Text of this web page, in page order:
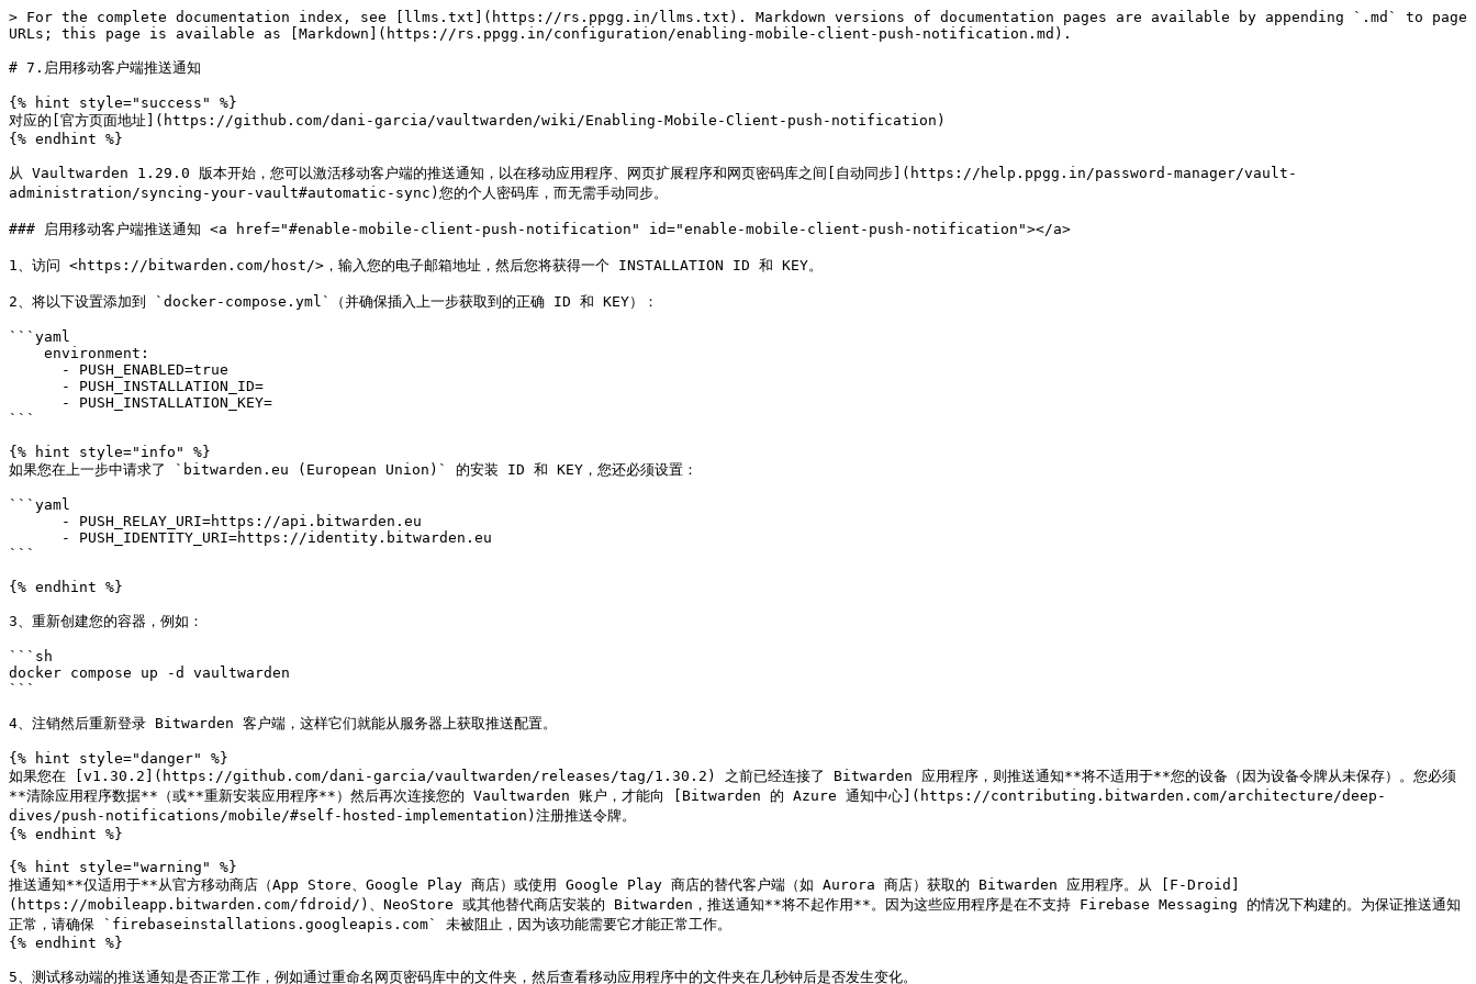
> For the complete documentation index, see [llms.txt](https://rs.ppgg.in/llms.txt). Markdown versions of documentation pages are available by appending `.md` to page
URLs; this page is available as [Markdown](https://rs.ppgg.in/configuration/enabling-mobile-client-push-notification.md).
# 7.启用移动客户端推送通知
{% hint style="success" %}
对应的[官方页面地址](https://github.com/dani-garcia/vaultwarden/wiki/Enabling-Mobile-Client-push-notification)
{% endhint %}
从 Vaultwarden 1.29.0 版本开始，您可以激活移动客户端的推送通知，以在移动应用程序、网页扩展程序和网页密码库之间[自动同步](https://help.ppgg.in/password-manager/vault-
administration/syncing-your-vault#automatic-sync)您的个人密码库，而无需手动同步。
### 启用移动客户端推送通知 <a href="#enable-mobile-client-push-notification" id="enable-mobile-client-push-notification"></a>
1、访问 <https://bitwarden.com/host/>，输入您的电子邮箱地址，然后您将获得一个 INSTALLATION ID 和 KEY。
2、将以下设置添加到 `docker-compose.yml`（并确保插入上一步获取到的正确 ID 和 KEY）：
```yaml
```
{% hint style="info" %}
如果您在上一步中请求了 `bitwarden.eu (European Union)` 的安装 ID 和 KEY，您还必须设置：
```yaml
```
{% endhint %}
3、重新创建您的容器，例如：
```sh
docker compose up -d vaultwarden
```
4、注销然后重新登录 Bitwarden 客户端，这样它们就能从服务器上获取推送配置。
{% hint style="danger" %}
如果您在 [v1.30.2](https://github.com/dani-garcia/vaultwarden/releases/tag/1.30.2) 之前已经连接了 Bitwarden 应用程序，则推送通知**将不适用于**您的设备（因为设备令牌从未保存）。您必须
**清除应用程序数据**（或**重新安装应用程序**）然后再次连接您的 Vaultwarden 账户，才能向 [Bitwarden 的 Azure 通知中心](https://contributing.bitwarden.com/architecture/deep-
dives/push-notifications/mobile/#self-hosted-implementation)注册推送令牌。
{% endhint %}
{% hint style="warning" %}
推送通知**仅适用于**从官方移动商店（App Store、Google Play 商店）或使用 Google Play 商店的替代客户端（如 Aurora 商店）获取的 Bitwarden 应用程序。从 [F-Droid]
(https://mobileapp.bitwarden.com/fdroid/)、NeoStore 或其他替代商店安装的 Bitwarden，推送通知**将不起作用**。因为这些应用程序是在不支持 Firebase Messaging 的情况下构建的。为保证推送通知
正常，请确保 `firebaseinstallations.googleapis.com` 未被阻止，因为该功能需要它才能正常工作。
{% endhint %}
5、测试移动端的推送通知是否正常工作，例如通过重命名网页密码库中的文件夹，然后查看移动应用程序中的文件夹在几秒钟后是否发生变化。